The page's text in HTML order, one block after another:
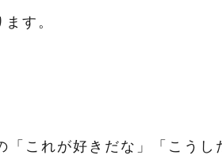
す。
これが好きだな」「こうし